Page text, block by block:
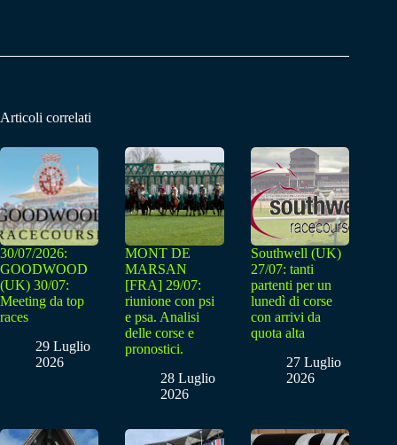
Articoli correlati
30/07/2026:
GOODWOOD
(UK) 30/07:
Meeting da top
races
29 Luglio
2026
MONT DE
MARSAN
[FRA] 29/07:
riunione con psi
e psa. Analisi
delle corse e
pronostici.
28 Luglio
2026
Southwell (UK)
27/07: tanti
partenti per un
lunedì di corse
con arrivi da
quota alta
27 Luglio
2026